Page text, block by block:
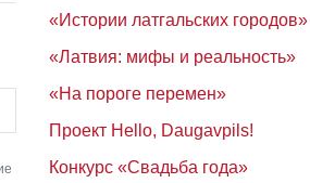
«Истории латгальских городов»
«Латвия: мифы и реальность»
«На пороге перемен»
Проект Hello, Daugavpils!
Конкурс «Свадьба года»